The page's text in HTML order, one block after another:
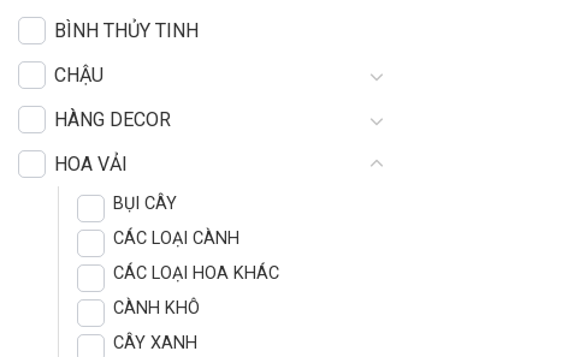
BÌNH THỦY TINH
CHẬU
HÀNG DECOR
HOA VẢI
BỤI CÂY
CÁC LOẠI CÀNH
CÁC LOẠI HOA KHÁC
CÀNH KHÔ
CÂY XANH